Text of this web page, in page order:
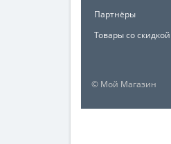
Партнёры
Товары со скидкой
© Мой Магазин